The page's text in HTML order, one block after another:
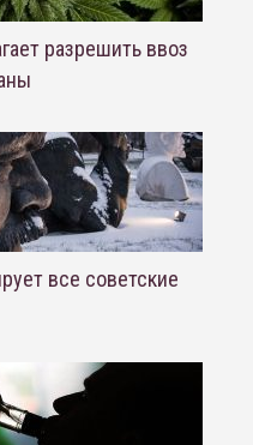
разрешить ввоз
все советские